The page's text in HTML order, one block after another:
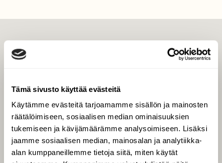
Tämä sivusto käyttää evästeitä
Käytämme evästeitä tarjoamamme sisällön ja mainosten
räätälöimiseen, sosiaalisen median ominaisuuksien
tukemiseen ja kävijämäärämme analysoimiseen. Lisäksi
jaamme sosiaalisen median, mainosalan ja analytiikka-
alan kumppaneillemme tietoja siitä, miten käytät
Tilaa digilukuoikeus
Äänestä parasta juttua
Tilaa uutiskirje